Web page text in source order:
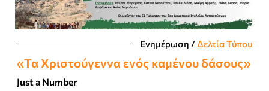
Ενημέρωση / Δελτία Τύπου
«Τα Χριστούγεννα ενός καμένου δάσους»
Just a Number